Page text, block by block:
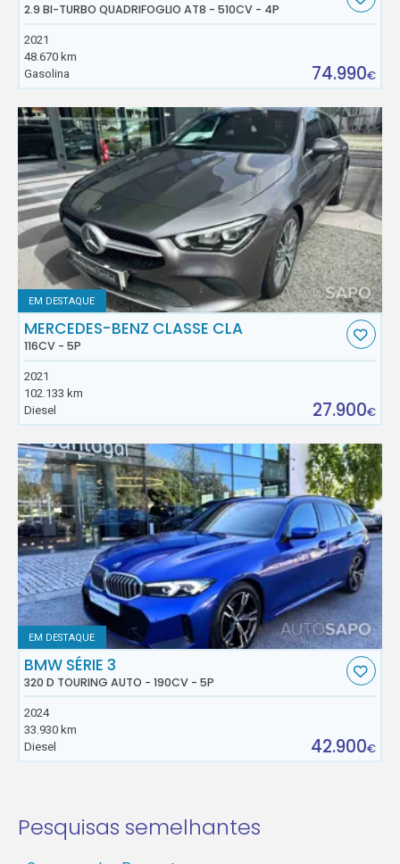
2.9 BI-TURBO QUADRIFOGLIO AT8 - 510CV - 4P
2021
48.670 km
Gasolina
74.990€
EM DESTAQUE
MERCEDES-BENZ CLASSE CLA
116CV - 5P
2021
102.133 km
Diesel
27.900€
EM DESTAQUE
BMW SÉRIE 3
320 D TOURING AUTO - 190CV - 5P
2024
33.930 km
Diesel
42.900€
Pesquisas semelhantes